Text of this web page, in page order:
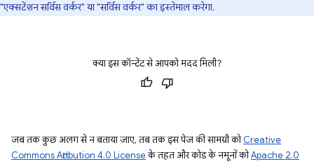
"एक्सटेंशन सर्विस वर्कर" या "सर्विस वर्कर" का इस्तेमाल करेगा.
क्या इस कॉन्टेंट से आपको मदद मिली?
जब तक कुछ अलग से न बताया जाए, तब तक इस पेज की सामग्री कोCreative
Commons Attribution 4.0 Licenseके तहत और कोड के नमूनों कोApache 2.0